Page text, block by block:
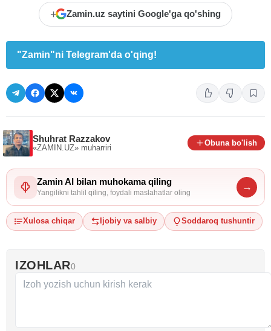
+ Zamin.uz saytini Google'ga qo'shing
"Zamin"ni Telegram'da o'qing!
Shuhrat Razzakov
«ZAMIN.UZ» muharriri
Obuna bo'lish
Zamin AI bilan muhokama qiling
Yangilikni tahlil qiling, foydali maslahatlar oling
→
Xulosa chiqar Ijobiy va salbiy Soddaroq tushuntir
IZOHLAR0